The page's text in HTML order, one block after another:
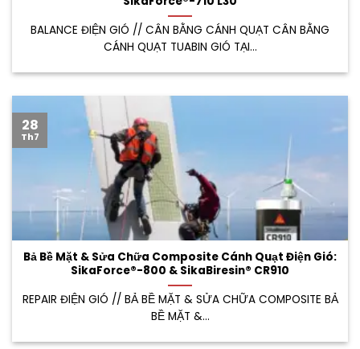
BALANCE ĐIỆN GIÓ // CÂN BẰNG CÁNH QUẠT CÂN BẰNG
CÁNH QUẠT TUABIN GIÓ TẠI...
Bả Bề Mặt & Sửa Chữa Composite Cánh Quạt Điện Gió:
SikaForce®-800 & SikaBiresin® CR910
REPAIR ĐIỆN GIÓ // BẢ BỀ MẶT & SỬA CHỮA COMPOSITE BẢ
BỀ MẶT &...
28
Th7